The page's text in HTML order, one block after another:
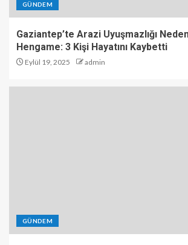
GÜNDEM
Gaziantep’te Arazi Uyuşmazlığı
Hengame: 3 Kişi Hayatını Kaybetti
Eylül 19, 2025 admin
GÜNDEM